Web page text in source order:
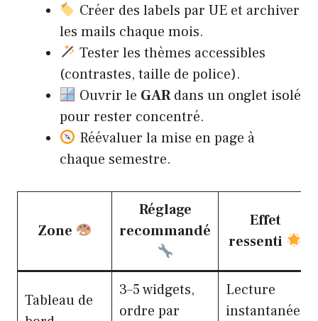
Créer des labels par UE et archiver
les mails chaque mois.
Tester les thèmes accessibles
(contrastes, taille de police).
Ouvrir le GARdans un onglet isolé
pour rester concentré.
Réévaluer la mise en page à
chaque semestre.
Zone
Réglage
recommandé
Effet
ressenti
Tableau de
3–5 widgets,
ordre par
Lecture
instantanée